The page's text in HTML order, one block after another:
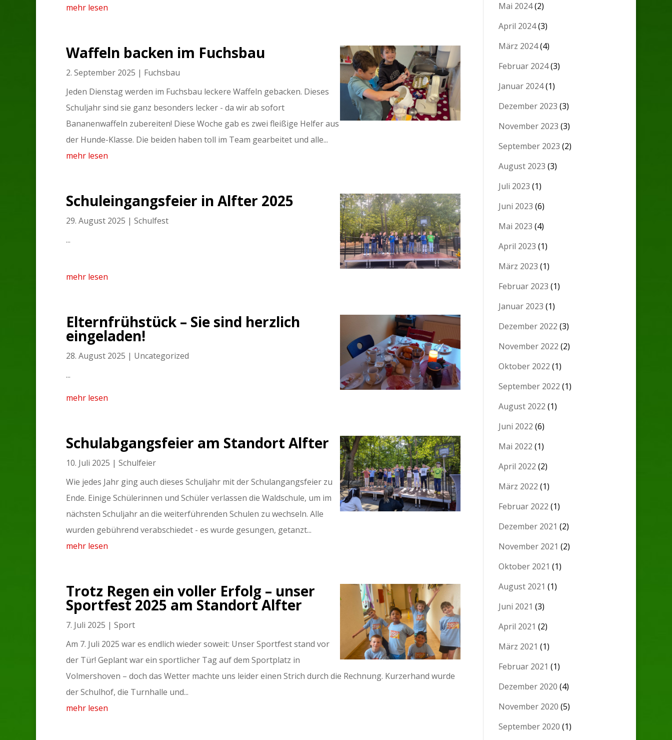
mehr lesen
Waffeln backen im Fuchsbau
2. September 2025 | Fuchsbau
Jeden Dienstag werden im Fuchsbau leckere Waffeln gebacken. Dieses
Schuljahr sind sie ganz besonders lecker - da wir ab sofort
Bananenwaffeln zubereiten! Diese Woche gab es zwei fleißige Helfer aus
der Hunde-Klasse. Die beiden haben toll im Team gearbeitet und alle...
mehr lesen
Schuleingangsfeier in Alfter 2025
29. August 2025 | Schulfest
...
mehr lesen
Elternfrühstück – Sie sind herzlich
eingeladen!
28. August 2025 | Uncategorized
...
mehr lesen
Schulabgangsfeier am Standort Alfter
10. Juli 2025 | Schulfeier
Wie jedes Jahr ging auch dieses Schuljahr mit der Schulangangsfeier zu
Ende. Einige Schülerinnen und Schüler verlassen die Waldschule, um im
nächsten Schuljahr an die weiterführenden Schulen zu wechseln. Alle
wurden gebührend verabschiedet - es wurde gesungen, getanzt...
mehr lesen
Trotz Regen ein voller Erfolg – unser
Sportfest 2025 am Standort Alfter
7. Juli 2025 | Sport
Am 7. Juli 2025 war es endlich wieder soweit: Unser Sportfest stand vor
der Tür! Geplant war ein sportlicher Tag auf dem Sportplatz in
Volmershoven – doch das Wetter machte uns leider einen Strich durch die Rechnung. Kurzerhand wurde
der Schulhof, die Turnhalle und...
mehr lesen
Mai 2024(2)
April 2024(3)
März 2024(4)
Februar 2024(3)
Januar 2024(1)
Dezember 2023 (3)
November 2023 (3)
September 2023 (2)
August 2023 (3)
Juli 2023 (1)
Juni 2023 (6)
Mai 2023 (4)
April 2023 (1)
März 2023 (1)
Februar 2023 (1)
Januar 2023 (1)
Dezember 2022 (3)
November 2022 (2)
Oktober 2022 (1)
September 2022 (1)
August 2022 (1)
Juni 2022 (6)
Mai 2022 (1)
April 2022 (2)
März 2022 (1)
Februar 2022 (1)
Dezember 2021 (2)
November 2021 (2)
Oktober 2021 (1)
August 2021 (1)
Juni 2021 (3)
April 2021 (2)
März 2021 (1)
Februar 2021 (1)
Dezember 2020 (4)
November 2020 (5)
September 2020 (1)